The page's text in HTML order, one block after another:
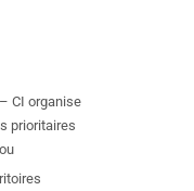
CI organise
prioritaires